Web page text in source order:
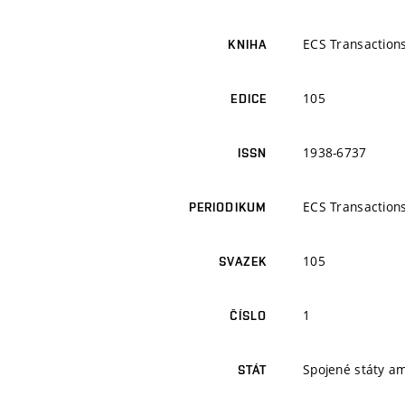
KNIHA ECS Transactions
EDICE 105
ISSN 1938-6737
PERIODIKUM ECS Transactions
SVAZEK 105
ČÍSLO 1
STÁT Spojené státy